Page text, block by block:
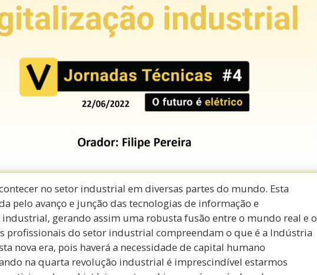
no setor industrial em diversas partes do mundo. Esta
pelo avanço e junção das tecnologias de informação e
gerando assim uma robusta fusão entre o mundo real e o
profissionais do setor industrial compreendam o que é a Indústria
nova era, pois haverá a necessidade de capital humano
na quarta revolução industrial é imprescindível estarmos